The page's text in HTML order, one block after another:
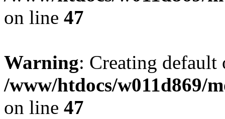
on line 47
Warning: Creating
/www/htdocs/w011d869/
on line 47